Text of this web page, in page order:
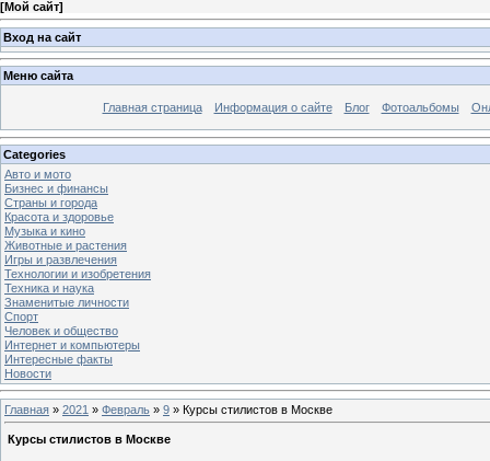
[Мой сайт]
Вход на сайт
Меню сайта
Главная страница Информация о сайте Блог Фотоальбомы
Categories
Авто и мото
Бизнес и финансы
Страны и города
Красота и здоровье
Музыка и кино
Животные и растения
Игры и развлечения
Технологии и изобретения
Техника и наука
Знаменитые личности
Спорт
Человек и общество
Интернет и компьютеры
Интересные факты
Новости
Главная » 2021 » Февраль » 9 » Курсы стилистов в Москве
Курсы стилистов в Москве